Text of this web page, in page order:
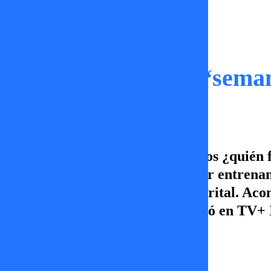
¿Quién fiscaliza la
En TV+ Informa nos preguntamos
diputada Maite Orsini se dejó ver
estar ahí debido a su semana distrital.
las 20.00hrs. Entérate de qué pasó en